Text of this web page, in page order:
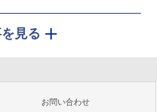
見る
お問い合わせ